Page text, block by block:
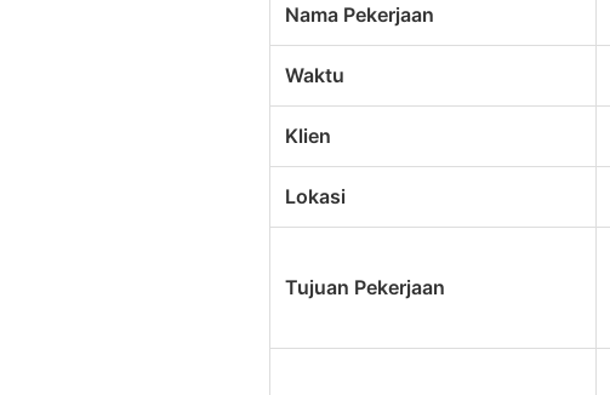
Nama Pekerjaan
Waktu
Klien
Lokasi
Tujuan Pekerjaan